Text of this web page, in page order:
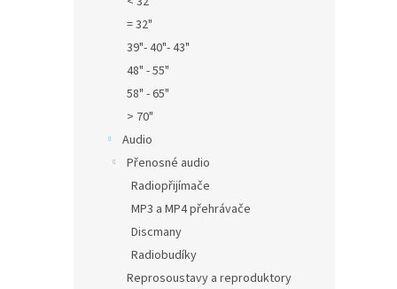
= 32"
39"- 40"- 43"
48" - 55"
58" - 65"
> 70"
Audio
Přenosné audio
Radiopřijímače
MP3 a MP4 přehrávače
Discmany
Radiobudíky
Reprosoustavy a reproduktory